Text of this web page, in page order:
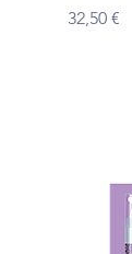
Cena
32,50 €